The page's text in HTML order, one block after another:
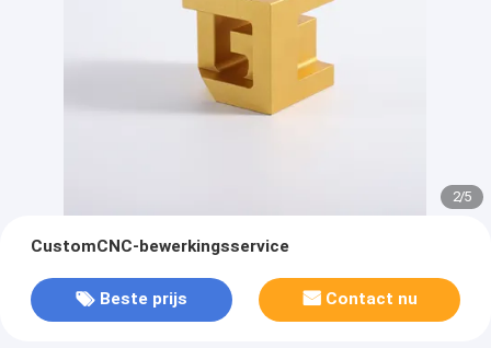
2/5
CustomCNC-bewerkingsservice
Beste prijs Contact nu